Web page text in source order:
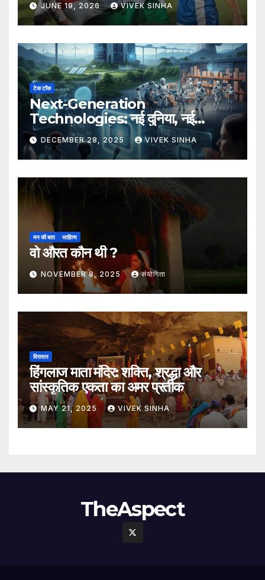
JUNE 19, 2026 VIVEK SINHA
टेक टॉक
Next-Generation
Technologies: नई दुनिया, नई
संभावनाएँ, नया भविष्य
DECEMBER 28, 2025 VIVEK SINHA
मन की बात साहित्य
वो औरत कौन थी ?
NOVEMBER 8, 2025 संयोगिता
विरासत
हिंगलाज माता मंदिर: शक्ति, श्रद्धा और
सांस्कृतिक एकता का अमर प्रतीक
MAY 21, 2025 VIVEK SINHA
TheAspect